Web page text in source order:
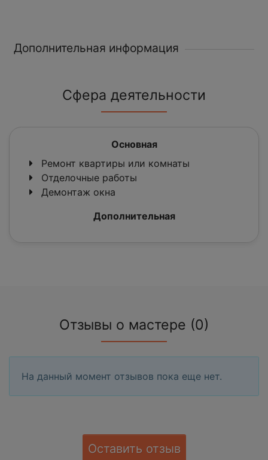
Дополнительная информация
Сфера деятельности
Основная
Ремонт квартиры или комнаты
Отделочные работы
Демонтаж окна
Дополнительная
Отзывы о мастере (0)
На данный момент отзывов пока еще нет.
Оставить отзыв